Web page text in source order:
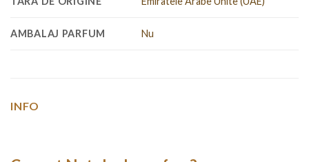
AMBALAJ PARFUM Nu
INFO